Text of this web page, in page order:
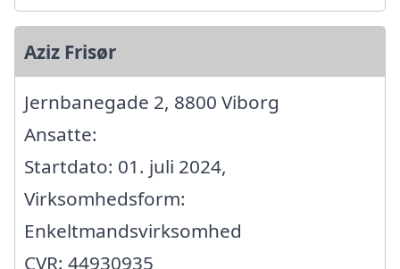
Aziz Frisør
Jernbanegade 2, 8800 Viborg
Ansatte:
Startdato: 01. juli 2024,
Virksomhedsform:
Enkeltmandsvirksomhed
CVR: 44930935